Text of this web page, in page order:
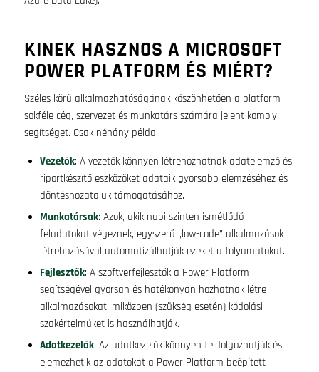
KINEK HASZNOS A MICROSOFT
POWER PLATFORM ÉS MIÉRT?
Széles körű alkalmazhatóságának köszönhetően a platform
sokféle cég, szervezet és munkatárs számára jelent komoly
segítséget. Csak néhány példa:
Vezetők: A vezetők könnyen létrehozhatnak adatelemző és
riportkészítő eszközöket adataik gyorsabb elemzéséhez és
döntéshozataluk támogatásához.
Munkatársak: Azok, akik napi szinten ismétlődő
feladatokat végeznek, egyszerű „low-code” alkalmazások
létrehozásával automatizálhatják ezeket a folyamatokat.
Fejlesztők: A szoftverfejlesztők a Power Platform
segítségével gyorsan és hatékonyan hozhatnak létre
alkalmazásokat, miközben (szükség esetén) kódolási
szakértelmüket is használhatják.
Adatkezelők: Az adatkezelők könnyen feldolgozhatják és
elemezhetik az adatokat a Power Platform beépített